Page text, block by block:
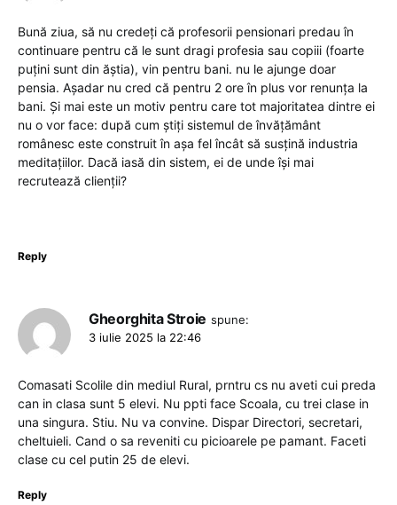
Bună ziua, să nu credeți că profesorii pensionari predau în
continuare pentru că le sunt dragi profesia sau copiii (foarte
puțini sunt din ăștia), vin pentru bani. nu le ajunge doar
pensia. Așadar nu cred că pentru 2 ore în plus vor renunța la
bani. Și mai este un motiv pentru care tot majoritatea dintre ei
nu o vor face: după cum știți sistemul de învățământ
românesc este construit în așa fel încât să susțină industria
meditațiilor. Dacă iasă din sistem, ei de unde își mai
recrutează clienții?
Reply
Gheorghita Stroie spune:
3 iulie 2025 la 22:46
Comasati Scolile din mediul Rural, prntru cs nu aveti cui preda
can in clasa sunt 5 elevi. Nu ppti face Scoala, cu trei clase in
una singura. Stiu. Nu va convine. Dispar Directori, secretari,
cheltuieli. Cand o sa reveniti cu picioarele pe pamant. Faceti
clase cu cel putin 25 de elevi.
Reply